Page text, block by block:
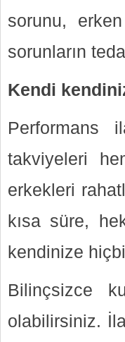
sorunu,
sorunların
Kendi
Performans
takviyeleri
erkekleri
kısa süre,
kendinize
Bilinçsizce
olabilirsiniz.